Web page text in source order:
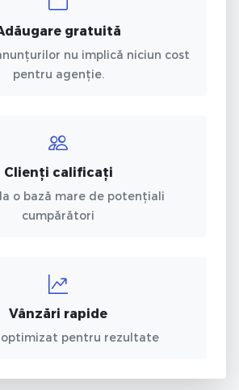
gratuită
nu implică niciun cost
pentru agenție.
Clienți calificați
o bază mare de potențiali
cumpărători
Vânzări rapide
optimizat pentru rezultate